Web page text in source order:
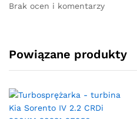
Brak ocen i komentarzy
Powiązane produkty